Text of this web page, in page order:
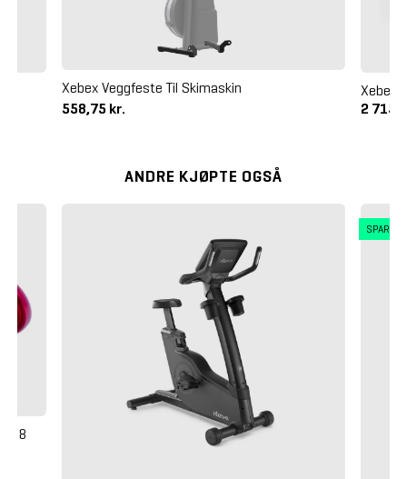
Xebex Veggfeste Til Skimaskin
558,75 kr.
Xebex
2
ANDRE KJØPTE OGSÅ
8
SPAR